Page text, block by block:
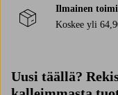
Ilmainen
Koskee yli
Uusi täällä?